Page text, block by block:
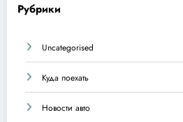
Рубрики
Uncategorised
Куда поехать
Новости авто